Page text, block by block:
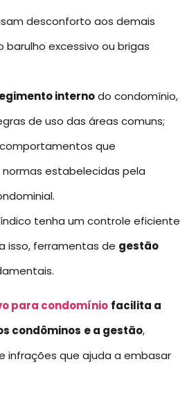
desconforto aos demais
barulho excessivo ou brigas
internodo condomínio,
de uso das áreas comuns;
que
estabelecidas pela
tenha um controle eficiente
isso, ferramentas de gestão
para condomínio facilita a
condôminos e a gestão,
infrações que ajuda a embasar